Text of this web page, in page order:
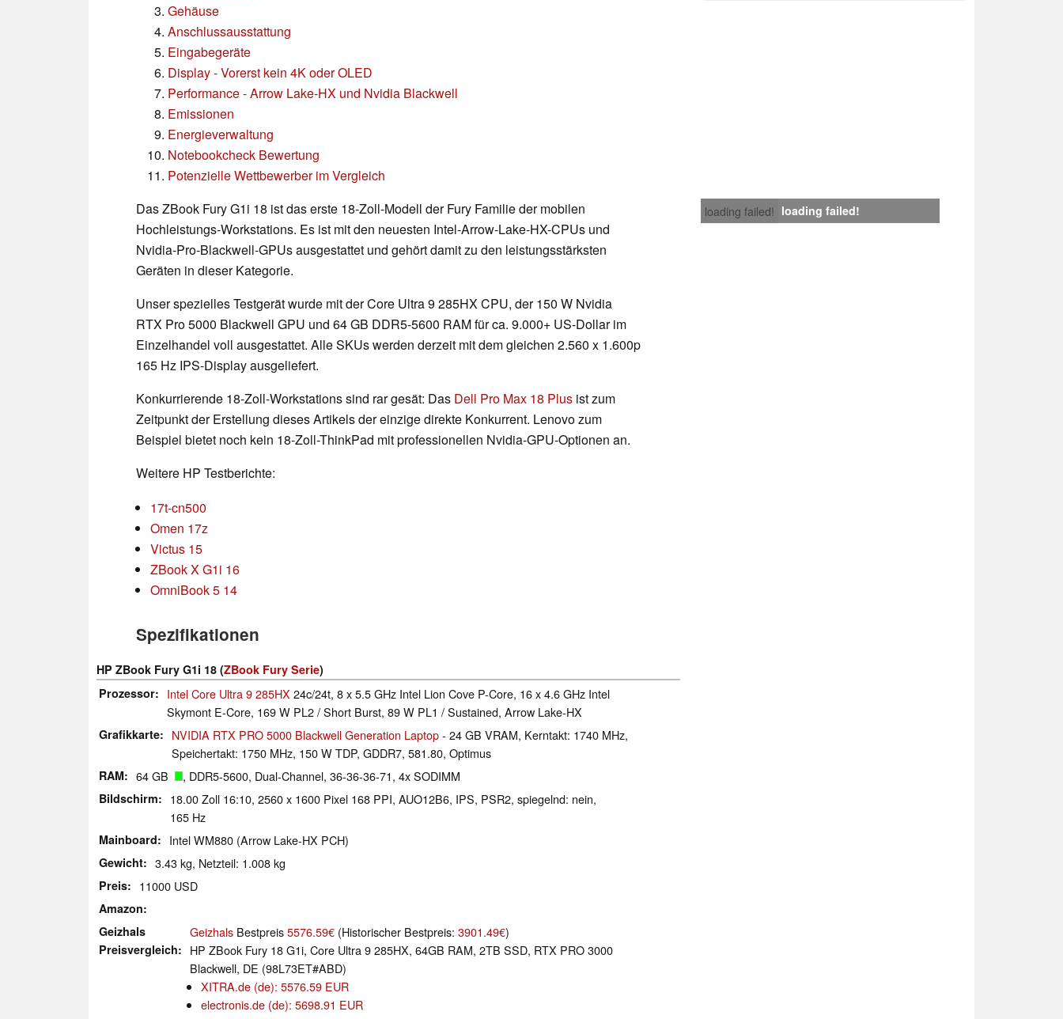
Gehäuse
Anschlussausstattung
Eingabegeräte
Display - Vorerst kein 4K oder OLED
Performance - Arrow Lake-HX und Nvidia Blackwell
Emissionen
Energieverwaltung
Notebookcheck Bewertung
Potenzielle Wettbewerber im Vergleich
loading failed! loading failed!
Das ZBook Fury G1i 18 ist das erste 18-Zoll-Modell der Fury Familie der mobilen
Hochleistungs-Workstations. Es ist mit den neuesten Intel-Arrow-Lake-HX-CPUs und
Nvidia-Pro-Blackwell-GPUs ausgestattet und gehört damit zu den leistungsstärksten
Geräten in dieser Kategorie.
Unser spezielles Testgerät wurde mit der Core Ultra 9 285HX CPU, der 150 W Nvidia
RTX Pro 5000 Blackwell GPU und 64 GB DDR5-5600 RAM für ca. 9.000+ US-Dollar im
Einzelhandel voll ausgestattet. Alle SKUs werden derzeit mit dem gleichen 2.560 x 1.600p
165 Hz IPS-Display ausgeliefert.
Konkurrierende 18-Zoll-Workstations sind rar gesät: Das Dell Pro Max 18 Plus ist zum
Zeitpunkt der Erstellung dieses Artikels der einzige direkte Konkurrent. Lenovo zum
Beispiel bietet noch kein 18-Zoll-ThinkPad mit professionellen Nvidia-GPU-Optionen an.
Weitere HP Testberichte:
17t-cn500
Omen 17z
Victus 15
ZBook X G1i 16
OmniBook 5 14
Spezifikationen
HP ZBook Fury G1i 18 (ZBook Fury Serie)
Prozessor
Intel Core Ultra 9 285HX 24c/24t, 8 x 5.5 GHz Intel Lion Cove P-Core, 16 x 4.6 GHz Intel
Skymont E-Core, 169 W PL2 / Short Burst, 89 W PL1 / Sustained, Arrow Lake-HX
Grafikkarte NVIDIA RTX PRO 5000 Blackwell Generation Laptop- 24 GB VRAM, Kerntakt: 1740 MHz,
Speichertakt: 1750 MHz, 150 W TDP, GDDR7, 581.80, Optimus
RAM 64 GB , DDR5-5600, Dual-Channel, 36-36-36-71, 4x SODIMM
Bildschirm
18.00 Zoll 16:10, 2560 x 1600 Pixel 168 PPI, AUO12B6, IPS, PSR2, spiegelnd: nein,
165 Hz
Mainboard Intel WM880 (Arrow Lake-HX PCH)
Gewicht 3.43 kg, Netzteil: 1.008 kg
Preis 11000 USD
Amazon
Geizhals
Preisvergleich
Geizhals Bestpreis5576.59€ (Historischer Bestpreis: 3901.49€)
HP ZBook Fury 18 G1i, Core Ultra 9 285HX, 64GB RAM, 2TB SSD, RTX PRO 3000
Blackwell, DE (98L73ET#ABD)
XITRA.de (de): 5576.59 EUR
electronis.de (de): 5698.91 EUR